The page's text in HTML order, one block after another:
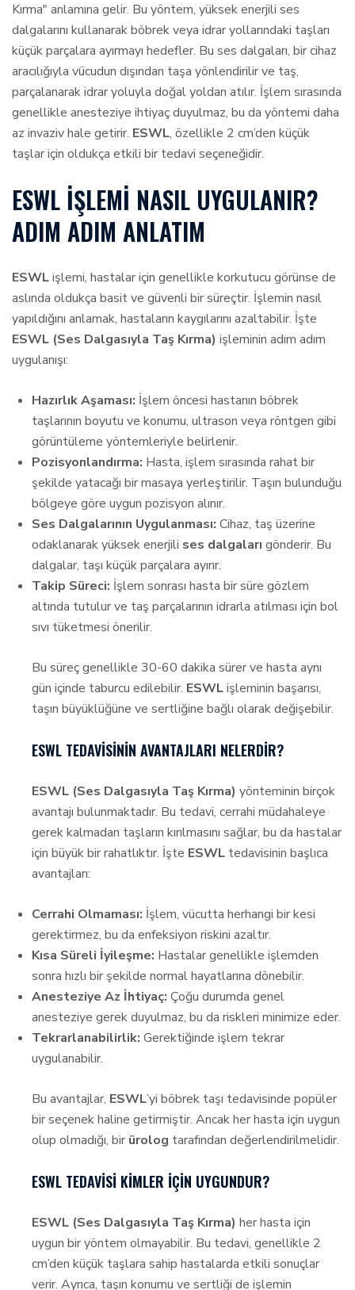
Kırma" anlamına gelir. Bu yöntem, yüksek enerjili ses
dalgalarını kullanarak böbrek veya idrar yollarındaki taşları
küçük parçalara ayırmayı hedefler. Bu ses dalgaları, bir cihaz
aracılığıyla vücudun dışından taşa yönlendirilir ve taş,
parçalanarak idrar yoluyla doğal yoldan atılır. İşlem sırasında
genellikle anesteziye ihtiyaç duyulmaz, bu da yöntemi daha
az invaziv hale getirir. ESWL, özellikle 2 cm’den küçük
taşlar için oldukça etkili bir tedavi seçeneğidir.
ESWL İŞLEMI NASIL UYGULANIR?
ADIM ADIM ANLATIM
ESWLişlemi, hastalar için genellikle korkutucu görünse de
aslında oldukça basit ve güvenli bir süreçtir. İşlemin nasıl
yapıldığını anlamak, hastaların kaygılarını azaltabilir. İşte
ESWL (Ses Dalgasıyla Taş Kırma) işleminin adım adım
uygulanışı:
Hazırlık Aşaması: İşlem öncesi hastanın böbrek
taşlarının boyutu ve konumu, ultrason veya röntgen gibi
görüntüleme yöntemleriyle belirlenir.
Pozisyonlandırma: Hasta, işlem sırasında rahat bir
şekilde yatacağı bir masaya yerleştirilir. Taşın bulunduğu
bölgeye göre uygun pozisyon alınır.
Ses Dalgalarının Uygulanması: Cihaz, taş üzerine
odaklanarak yüksek enerjili ses dalgaları gönderir. Bu
dalgalar, taşı küçük parçalara ayırır.
Takip Süreci: İşlem sonrası hasta bir süre gözlem
altında tutulur ve taş parçalarının idrarla atılması için bol
sıvı tüketmesi önerilir.
Bu süreç genellikle 30-60 dakika sürer ve hasta aynı
gün içinde taburcu edilebilir. ESWLişleminin başarısı,
taşın büyüklüğüne ve sertliğine bağlı olarak değişebilir.
ESWL TEDAVISININ AVANTAJLARI NELERDIR?
ESWL (Ses Dalgasıyla Taş Kırma) yönteminin birçok
avantajı bulunmaktadır. Bu tedavi, cerrahi müdahaleye
gerek kalmadan taşların kırılmasını sağlar, bu da hastalar
için büyük bir rahatlıktır. İşte ESWL tedavisinin başlıca
avantajları:
Cerrahi Olmaması: İşlem, vücutta herhangi bir kesi
gerektirmez, bu da enfeksiyon riskini azaltır.
Kısa Süreli İyileşme: Hastalar genellikle işlemden
sonra hızlı bir şekilde normal hayatlarına dönebilir.
Anesteziye Az İhtiyaç: Çoğu durumda genel
anesteziye gerek duyulmaz, bu da riskleri minimize eder.
Tekrarlanabilirlik: Gerektiğinde işlem tekrar
uygulanabilir.
Bu avantajlar, ESWL’yi böbrek taşı tedavisinde popüler
bir seçenek haline getirmiştir. Ancak her hasta için uygun
olup olmadığı, bir ürolog tarafından değerlendirilmelidir.
ESWL TEDAVISI KIMLER İÇIN UYGUNDUR?
ESWL (Ses Dalgasıyla Taş Kırma) her hasta için
uygun bir yöntem olmayabilir. Bu tedavi, genellikle 2
cm’den küçük taşlara sahip hastalarda etkili sonuçlar
verir. Ayrıca, taşın konumu ve sertliği de işlemin